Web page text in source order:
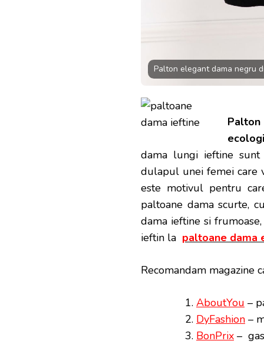
Palton elegant dama negru
dama lungi ieftine
dulapul unei femei care
este motivul pentru
paltoane dama scurte,
dama ieftine si
ieftin la paltoane dama
Recomandam magazine
AboutYou –
DyFashion –
BonPrix –